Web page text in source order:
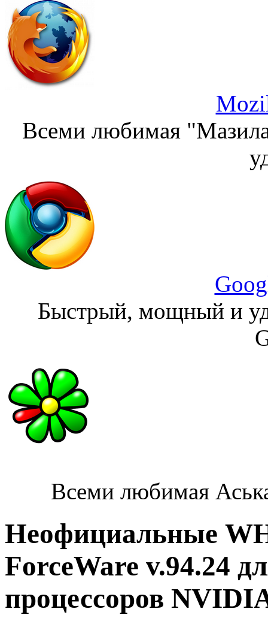
Всеми любимая
Быстрый, мощный и
Всеми любимая
Неофициальные
ForceWare v.94.24
процессоров